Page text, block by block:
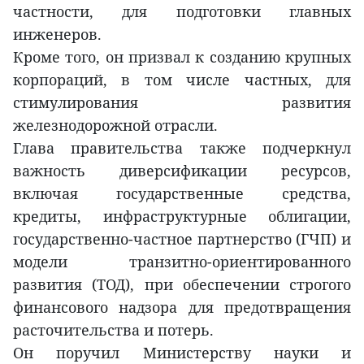
частности, для подготовки главных
инженеров.
Кроме того, он призвал к созданию крупных
корпораций, в том числе частных, для
стимулирования развития
железнодорожной отрасли.
Глава правительства также подчеркнул
важность диверсификации ресурсов,
включая государственные средства,
кредиты, инфраструктурные облигации,
государственно-частное партнерство (ГЧП) и
модели транзитно-ориентированного
развития (ТОД), при обеспечении строгого
финансового надзора для предотвращения
расточительства и потерь.
Он поручил Министерству науки и